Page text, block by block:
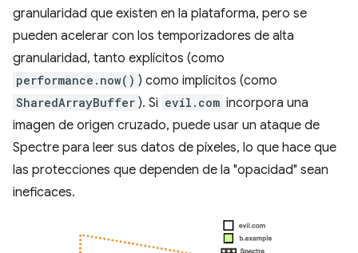
granularidad que existen en la plataforma, pero se
pueden acelerar con los temporizadores de alta
granularidad, tanto explícitos (como
performance.now() ) como implícitos (como
SharedArrayBuffer ). Si evil.com incorpora una
imagen de origen cruzado, puede usar un ataque de
Spectre para leer sus datos de píxeles, lo que hace que
las protecciones que dependen de la "opacidad" sean
ineficaces.